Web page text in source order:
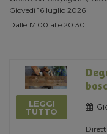
Giovedì 16 luglio 2026
Dalle 17:00 alle 20:30
LEGGI
TUTTO